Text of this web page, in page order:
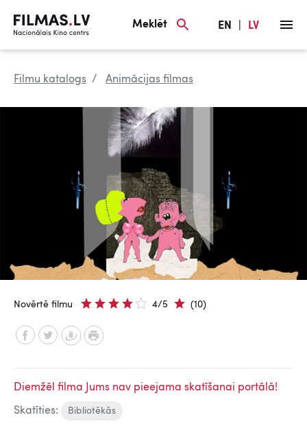
Meklēt EN LV
Filmu katalogs Animācijas filmas
Novērtē filmu 4/5 (10)
Diemžēl filma Jums nav pieejama skatīšanai portālā!
Skatīties: Bibliotēkās